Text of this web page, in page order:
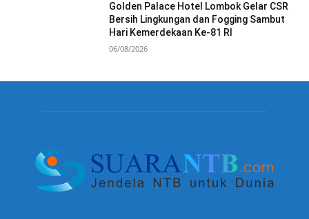
Golden Palace Hotel Lombok Gelar CSR
Bersih Lingkungan dan Fogging Sambut
Hari Kemerdekaan Ke-81 RI
06/08/2026